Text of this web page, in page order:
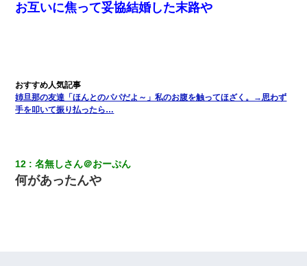
お互いに焦って妥協結婚した末路や
姉旦那の友達「ほんとのパパだよ～」私のお腹を触ってほざく。→思わず
手を叩いて振り払ったら…
12 名無しさん＠おーぷん
何があったんや